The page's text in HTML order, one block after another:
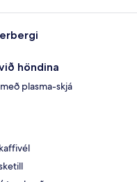
höndina
plasma-skjá